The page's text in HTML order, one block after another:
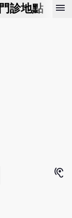
門診地點 預
menu
hearing